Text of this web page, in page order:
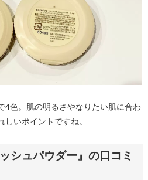
4色。肌の明るさやなりたい肌に合わ
いポイントですね。
シュパウダー』の口コミ